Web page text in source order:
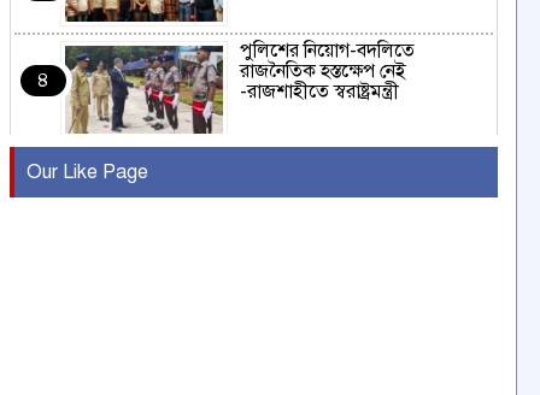
৪
পুলিশের নিয়োগ-বদলিতে
রাজনৈতিক হস্তক্ষেপ নেই
-রাজশাহীতে স্বরাষ্ট্রমন্ত্রী
৫
Our Like Page